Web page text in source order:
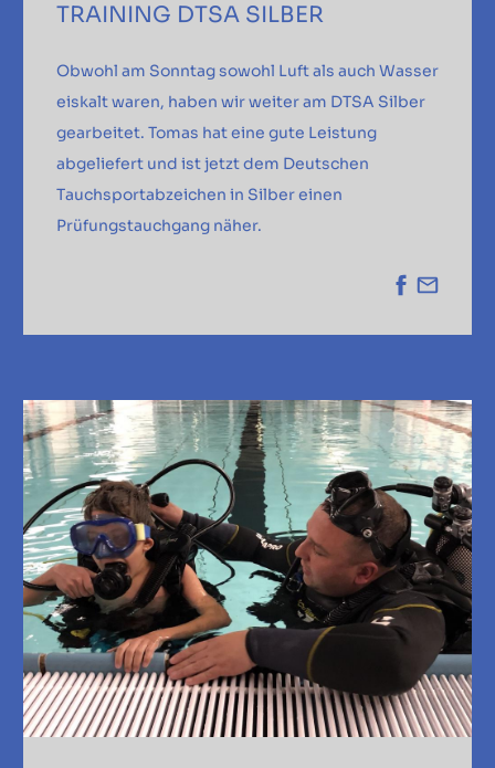
TRAINING DTSA SILBER
Obwohl am Sonntag sowohl Luft als auch Wasser
eiskalt waren, haben wir weiter am DTSA Silber
gearbeitet. Tomas hat eine gute Leistung
abgeliefert und ist jetzt dem Deutschen
Tauchsportabzeichen in Silber einen
Prüfungstauchgang näher.